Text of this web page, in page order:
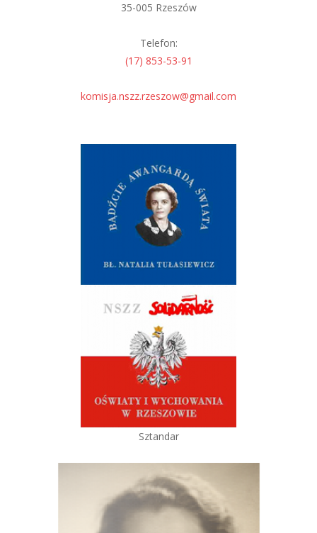
35-005 Rzeszów
Telefon:
(17) 853-53-91
komisja.nszz.rzeszow@gmail.com
Sztandar